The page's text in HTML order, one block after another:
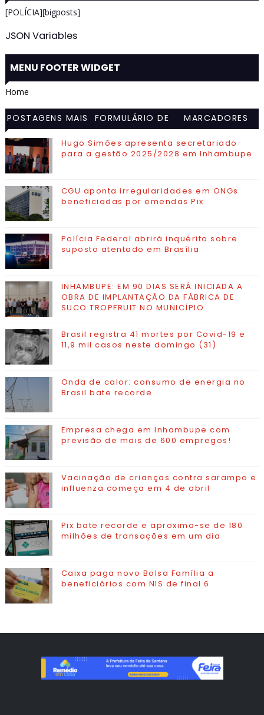
[POLÍCIA][bigposts]
JSON Variables
MENU FOOTER WIDGET
Home
POSTAGENS MAIS
VISITADAS
FORMULÁRIO DE
MARCADORES
Hugo Simões apresenta secretariado
para a gestão 2025/2028 em Inhambupe
CGU aponta irregularidades em ONGs
beneficiadas por emendas Pix
Polícia Federal abrirá inquérito sobre
suposto atentado em Brasília
INHAMBUPE: EM 90 DIAS SERÁ INICIADA A
OBRA DE IMPLANTAÇÃO DA FÁBRICA DE
SUCO TROPFRUIT NO MUNICÍPIO
Brasil registra 41 mortes por Covid-19 e
11,9 mil casos neste domingo (31)
Onda de calor: consumo de energia no
Brasil bate recorde
Empresa chega em Inhambupe com
previsão de mais de 600 empregos!
Vacinação de crianças contra sarampo e
influenza começa em 4 de abril
Pix bate recorde e aproxima-se de 180
milhões de transações em um dia
Caixa paga novo Bolsa Família a
beneficiários com NIS de final 6